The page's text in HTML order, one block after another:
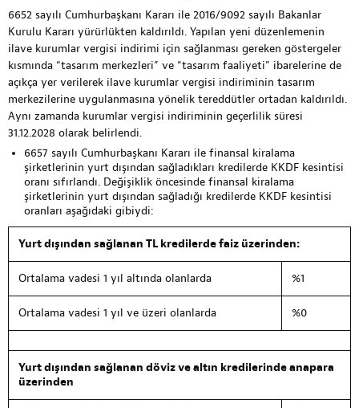
6652 sayılı Cumhurbaşkanı Kararı ile 2016/9092 sayılı Bakanlar
Kurulu Kararı yürürlükten kaldırıldı. Yapılan yeni düzenlemenin
ilave kurumlar vergisi indirimi için sağlanması gereken göstergeler
kısmında “tasarım merkezleri” ve “tasarım faaliyeti” ibarelerine de
açıkça yer verilerek ilave kurumlar vergisi indiriminin tasarım
merkezilerine uygulanmasına yönelik tereddütler ortadan kaldırıldı.
Aynı zamanda kurumlar vergisi indiriminin geçerlilik süresi
31.12.2028 olarak belirlendi.
6657 sayılı Cumhurbaşkanı Kararı ile finansal kiralama
şirketlerinin yurt dışından sağladıkları kredilerde KKDF kesintisi
oranı sıfırlandı. Değişiklik öncesinde finansal kiralama
şirketlerinin yurt dışından sağladığı kredilerde KKDF kesintisi
oranları aşağıdaki gibiydi:
Yurt dışından sağlanan TL kredilerde faiz üzerinden:
Ortalama vadesi 1 yıl altında olanlarda %1
Ortalama vadesi 1 yıl ve üzeri olanlarda %0
Yurt dışından sağlanan döviz ve altın kredilerinde anapara
üzerinden